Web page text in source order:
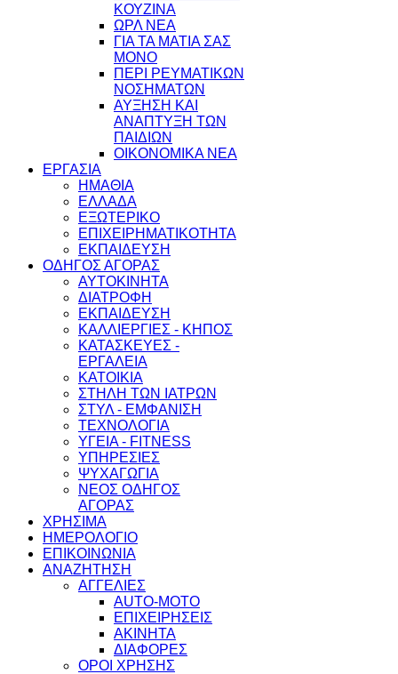
ΚΟΥΖΙΝΑ
ΩΡΛ ΝEA
ΓΙΑ ΤΑ ΜΑΤΙΑ ΣΑΣ
ΜΟΝΟ
ΠΕΡΙ ΡΕΥΜΑΤΙΚΩΝ
ΝΟΣΗΜΑΤΩΝ
ΑΥΞΗΣΗ ΚΑΙ
ΑΝΑΠΤΥΞΗ ΤΩΝ
ΠΑΙΔΙΩΝ
ΟΙΚΟΝΟΜΙΚΑ ΝΕΑ
ΕΡΓΑΣΙΑ
ΗΜΑΘΙΑ
ΕΛΛΑΔΑ
ΕΞΩΤΕΡΙΚΟ
ΕΠΙΧΕΙΡΗΜΑΤΙΚΟΤΗΤΑ
ΕΚΠΑΙΔΕΥΣΗ
ΟΔΗΓΟΣ ΑΓΟΡΑΣ
ΑΥΤΟΚΙΝΗΤΑ
ΔΙΑΤΡΟΦΗ
ΕΚΠΑΙΔΕΥΣΗ
ΚΑΛΛΙΕΡΓΙΕΣ - ΚΗΠΟΣ
ΚΑΤΑΣΚΕΥΕΣ -
ΕΡΓΑΛΕΙΑ
ΚΑΤΟΙΚΙΑ
ΣΤΗΛΗ ΤΩΝ ΙΑΤΡΩΝ
ΣΤΥΛ - ΕΜΦΑΝΙΣΗ
ΤΕΧΝΟΛΟΓΙΑ
ΥΓΕΙΑ - FITNESS
ΥΠΗΡΕΣΙΕΣ
ΨΥΧΑΓΩΓΙΑ
ΝΕΟΣ ΟΔΗΓΟΣ
ΑΓΟΡΑΣ
ΧΡΗΣΙΜΑ
ΗΜΕΡΟΛΟΓΙΟ
ΕΠΙΚΟΙΝΩΝΙΑ
ΑΝΑΖΗΤΗΣΗ
ΑΓΓΕΛΙΕΣ
AUTO-MOTO
ΕΠΙΧΕΙΡΗΣΕΙΣ
ΑΚΙΝΗΤΑ
ΔΙΑΦΟΡΕΣ
ΟΡΟΙ ΧΡΗΣΗΣ